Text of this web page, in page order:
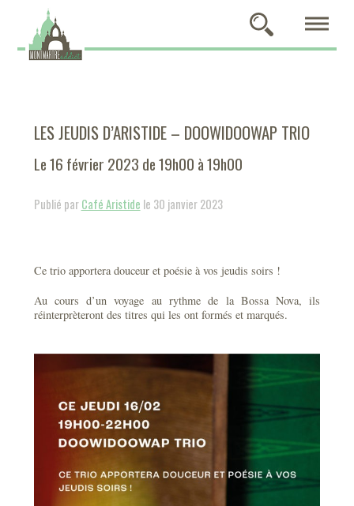
LES JEUDIS D’ARISTIDE – DOOWIDOOWAP TRIO
Le 16 février 2023 de 19h00 à 19h00
Publié parCafé Aristide le 30 janvier 2023
Ce trio apportera douceur et poésie à vos jeudis soirs !
Au cours d’un voyage au rythme de la Bossa Nova, ils
réinterprèteront des titres qui les ont formés et marqués.